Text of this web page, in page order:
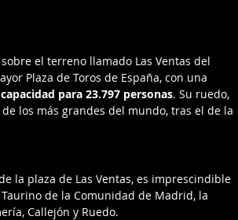
sobre el terreno llamado Las Ventas del
Plaza de Toros de España, con una
capacidad para 23.797 personas. Su ruedo,
los más grandes del mundo, tras el de la
la plaza de Las Ventas, es imprescindible
de la Comunidad de Madrid, la
Callejón y Ruedo.